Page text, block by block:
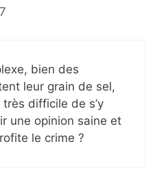
bien des
leur grain de sel,
difficile de s’y
une opinion saine et
le crime ?